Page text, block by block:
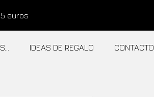
euros
IDEAS DE REGALO CONTACTO